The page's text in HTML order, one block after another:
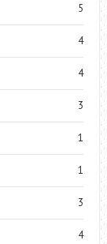
5
4
4
3
1
1
3
4